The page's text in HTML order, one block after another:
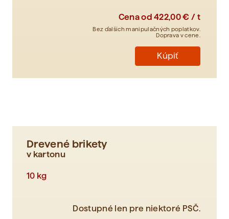
Cena od422,00 € / t
Bez ďalších manipulačných poplatkov.
Doprava v cene.
Kúpiť
Drevené brikety
v kartonu
10 kg
Dostupné len pre niektoré PSČ.